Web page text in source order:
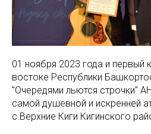
01 ноября 2023 года и первый
востоке Республики
"Очередями льются строчки"
самой душевной и искренней
с.Верхние Киги Кигинского